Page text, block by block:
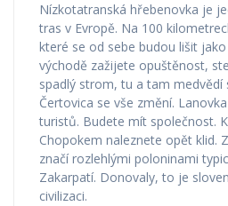
Nízkotatranská hřebenovka je
tras v Evropě. Na 100
které se od sebe budou lišit
východě zažijete opuštěnost,
spadlý strom, tu a tam medvědí
Čertovica se vše změní.
turistů. Budete mít společnost.
Chopokem naleznete opět klid.
značí rozlehlými poloninami
Zakarpatí. Donovaly, to je
civilizaci.